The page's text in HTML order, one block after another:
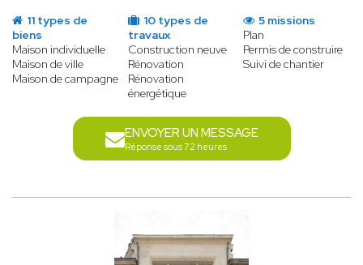
11 types de
biens
Maison individuelle
Maison de ville
Maison de campagne
10 types de
travaux
Construction neuve
Rénovation
Rénovation
énergétique
5 missions
Plan
Permis de construire
Suivi de chantier
ENVOYER UN MESSAGE
Réponse sous 72 heures